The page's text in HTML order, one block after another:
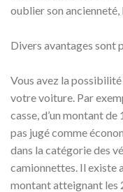
oublier son ancienneté,
Divers avantages sont
Vous avez la possibilité
votre voiture. Par
casse, d’un montant
pas jugé comme
dans la catégorie des
camionnettes. Il existe
montant atteignant les